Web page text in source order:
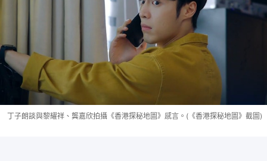
丁子朗談與黎耀祥、龔嘉欣拍攝《香港探秘地圖》感言。(《香港探秘地圖》截圖)